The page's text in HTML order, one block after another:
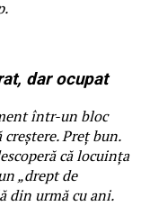
dar ocupat
într-un bloc
Preț bun.
că locuința
„drept de
din urmă cu ani.